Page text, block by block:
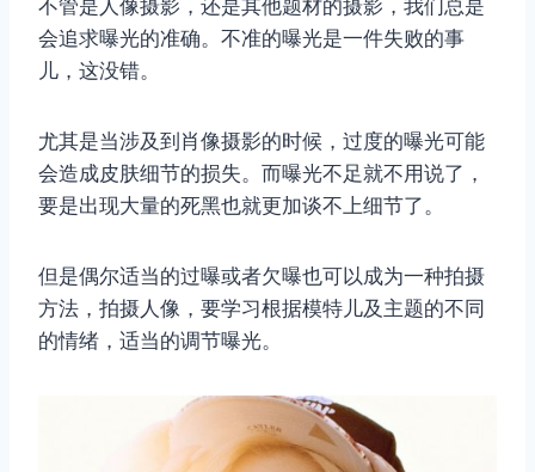
不管是人像摄影，还是其他题材的摄影，我们总是
会追求曝光的准确。不准的曝光是一件失败的事
儿，这没错。
尤其是当涉及到肖像摄影的时候，过度的曝光可能
会造成皮肤细节的损失。而曝光不足就不用说了，
要是出现大量的死黑也就更加谈不上细节了。
但是偶尔适当的过曝或者欠曝也可以成为一种拍摄
方法，拍摄人像，要学习根据模特儿及主题的不同
的情绪，适当的调节曝光。